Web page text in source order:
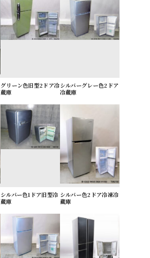
グリーン色旧型2ドア冷
蔵庫
シルバーグレー色2ドア
冷蔵庫
シルバー色1ドア旧型冷
蔵庫
シルバー色2ドア冷凍冷
蔵庫